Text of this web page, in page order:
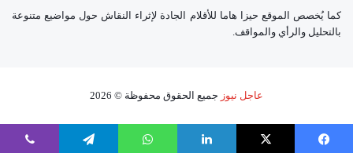
كما يُخصص الموقع حيزا هاما للأقلام الجادة لإثراء النقاش حول مواضيع متنوعة
بالتحليل والرأي والمواقف.
عاجل نيوز جميع الحقوق محفوظة © 2026